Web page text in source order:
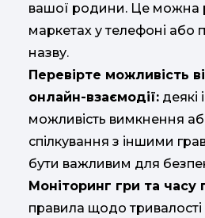
вашої родини. Це можна
маркетах у телефоні або
назву.
Перевірте можливість
онлайн-взаємодії: деякі
можливість вимкнення
спілкування з іншими
бути важливим для
Моніторинг гри та часу
правила щодо